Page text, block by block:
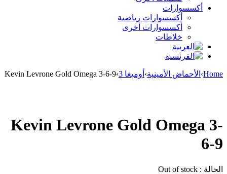
أكسسوارات
أكسسوارات رياضية
أكسسوارات أخرى
خلاطات
Home
› الأحماض الأمينية› أوميغا 3 ›
Kevin Levrone Gold Omega 3-6-9
Kevin Levrone Gold Omega 3-
6-9
الحالة : Out of stock